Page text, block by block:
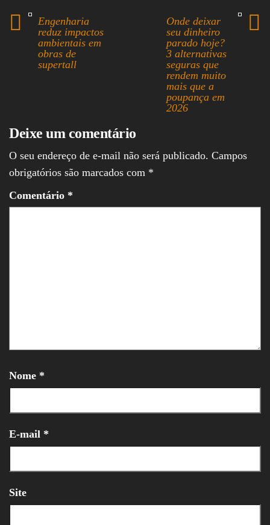
bo
ok
ea
ds
A
ail re
Engenharia
reduz impactos
ambientais em
obras de
supertall
Onde deixar
seu dinheiro
parado hoje?
3 alternativas
seguras que
rendem muito
mais que a
poupança em
2026
Deixe um comentário
O seu endereço de e-mail não será publicado. Campos
obrigatórios são marcados com *
Comentário *
Nome *
E-mail *
Site